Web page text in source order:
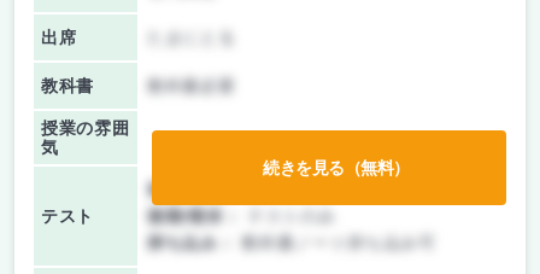
出席
教科書 教科書必要
授業の雰囲
気
テスト
前期/中間：
後期/期末：
持ち込み：
教科書ノート持ち込み可
続きを見る（無料）